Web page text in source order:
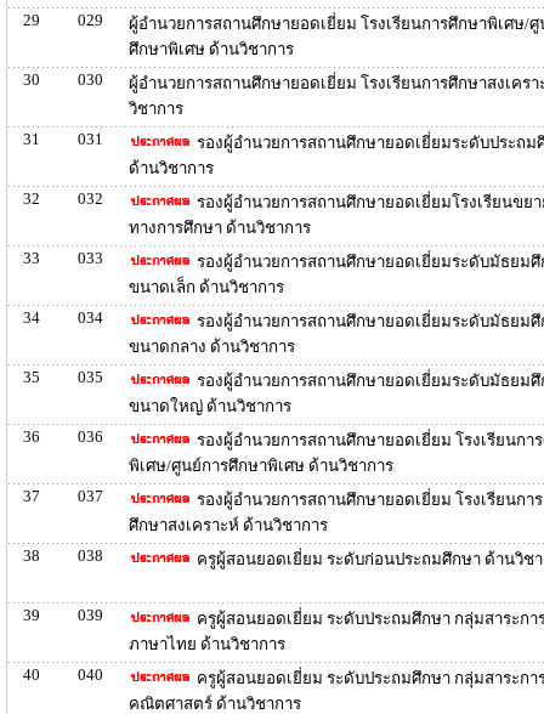
29
029
ผู้อำนวยการสถานศึกษายอดเยี่ยม โรงเรียนการศึกษาพิเศษ/ศู
ศึกษาพิเศษ ด้านวิชาการ
30
030
ผู้อำนวยการสถานศึกษายอดเยี่ยม โรงเรียนการศึกษาสงเคร
วิชาการ
31
031
รองผู้อำนวยการสถานศึกษายอดเยี่ยมระดับประถม
ด้านวิชาการ
32
032
รองผู้อำนวยการสถานศึกษายอดเยี่ยมโรงเรียนขย
ทางการศึกษา ด้านวิชาการ
33
033
รองผู้อำนวยการสถานศึกษายอดเยี่ยมระดับมัธยมศึ
ขนาดเล็ก ด้านวิชาการ
34
034
รองผู้อำนวยการสถานศึกษายอดเยี่ยมระดับมัธยมศึ
ขนาดกลาง ด้านวิชาการ
35
035
รองผู้อำนวยการสถานศึกษายอดเยี่ยมระดับมัธยมศึ
ขนาดใหญ่ ด้านวิชาการ
36
036
รองผู้อำนวยการสถานศึกษายอดเยี่ยม โรงเรียนกา
พิเศษ/ศูนย์การศึกษาพิเศษ ด้านวิชาการ
37
037
รองผู้อำนวยการสถานศึกษายอดเยี่ยม โรงเรียนการ
ศึกษาสงเคราะห์ ด้านวิชาการ
38
038 ครูผู้สอนยอดเยี่ยม ระดับก่อนประถมศึกษา ด้านวิช
39 039
ครูผู้สอนยอดเยี่ยม ระดับประถมศึกษา กลุ่มสาระกา
ภาษาไทย ด้านวิชาการ
40
040
ครูผู้สอนยอดเยี่ยม ระดับประถมศึกษา กลุ่มสาระกา
คณิตศาสตร์ ด้านวิชาการ